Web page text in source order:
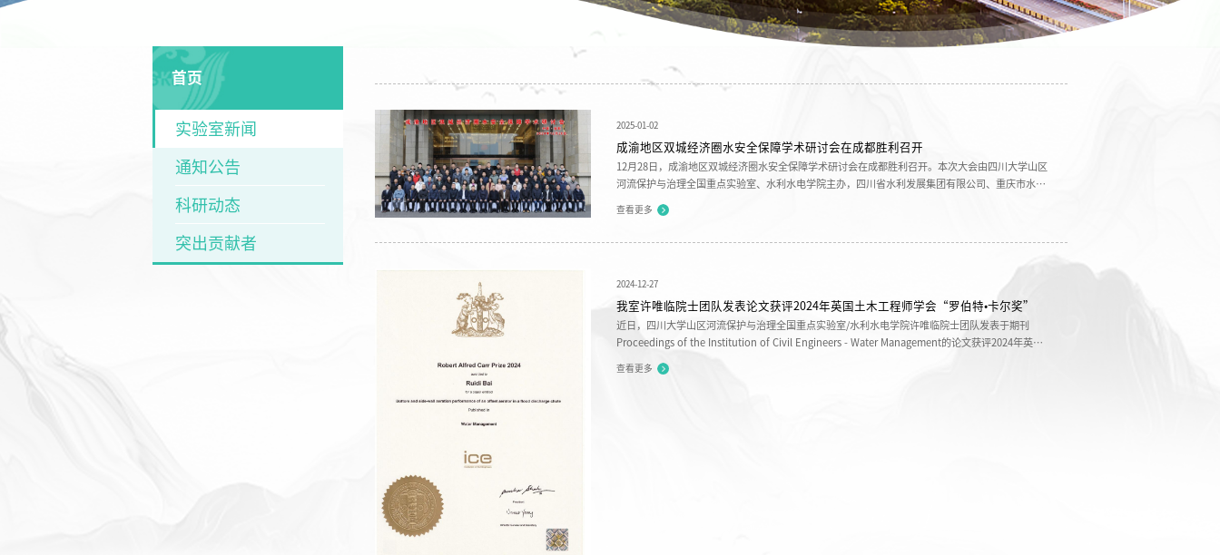
首页
实验室新闻
通知公告
科研动态
突出贡献者
2025-01-02
成渝地区双城经济圈水安全保障学术研讨会在成都胜利召开
12月28日，成渝地区双城经济圈水安全保障学术研讨会在成都胜利召开。本次大会由四川大学山区
河流保护与治理全国重点实验室、水利水电学院主办，四川省水利发展集团有限公司、重庆市水利
代表参加了会议。 会议开幕式四川大学党委副书记刘晓虎，四川省水利发展集团有限公司党委书
查看更多
2024-12-27
我室许唯临院士团队发表论文获评2024年英国土木工程师学会“罗伯特•卡尔奖”
近日，四川大学山区河流保护与治理全国重点实验室/水利水电学院许唯临院士团队发表于期刊
Proceedings of the Institution of Civil Engineers - Water Management的论文获评2024年英国
wall aeration performance of an offset aerator in a flood discharge chute”，第一作者为刘雪
查看更多